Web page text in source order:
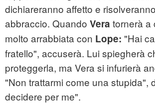
dichiareranno affetto e
abbraccio. Quando Vera tornerà a
molto arrabbiata con Lope: "Hai
fratello", accuserà. Lui spiegherà
proteggerla, ma Vera si infurierà
"Non trattarmi come una stupida",
decidere per me".